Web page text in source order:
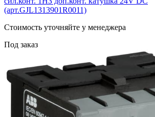
(арт.GJL1313901R0011)
Cтоимость уточняйте у менеджера
Под заказ